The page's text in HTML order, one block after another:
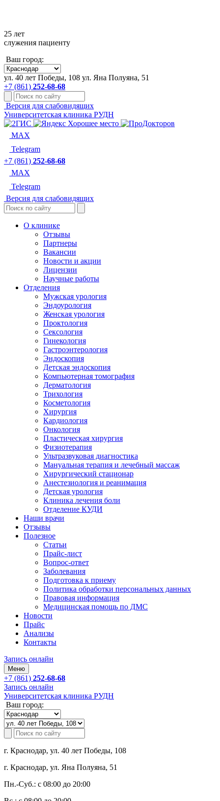
25 лет
служения пациенту
Ваш город:
ул. 40 лет Победы, 108 ул. Яна Полуяна, 51
+7 (861) 252-68-68
Версия для слабовидящих
Университетская клиника РУДН
MAX
Telegram
+7 (861) 252-68-68
MAX
Telegram
Версия для слабовидящих
О клинике
Отзывы
Партнеры
Вакансии
Новости и акции
Лицензии
Научные работы
Отделения
Мужская урология
Эндоурология
Женская урология
Проктология
Сексология
Гинекология
Гастроэнтерология
Эндоскопия
Детская эндоскопия
Компьютерная томография
Дерматология
Трихология
Косметология
Хирургия
Кардиология
Онкология
Пластическая хирургия
Физиотерапия
Ультразвуковая диагностика
Мануальная терапия и лечебный массаж
Хирургический стационар
Анестезиология и реанимация
Детская урология
Клиника лечения боли
Отделение КУДИ
Наши врачи
Отзывы
Полезное
Статьи
Прайс-лист
Вопрос-ответ
Заболевания
Подготовка к приему
Политика обработки персональных данных
Правовая информация
Медицинская помощь по ДМС
Новости
Прайс
Анализы
Контакты
Запись онлайн
Меню
+7 (861) 252-68-68
Запись онлайн
Университетская клиника РУДН
Ваш город:
г. Краснодар, ул. 40 лет Победы, 108
г. Краснодар, ул. Яна Полуяна, 51
Пн.-Суб.: с 08:00 до 20:00